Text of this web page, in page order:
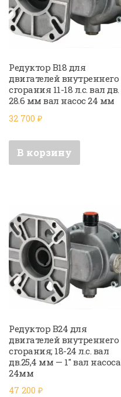
Редуктор B18 для
двигателей внутреннего
сгорания 11-18 л.с. вал дв.
28.6 мм вал насос 24 мм
32 700 ₽
В корзину
Редуктор B24 для
двигателей внутреннего
сгорания; 18-24 л.с. вал
дв.25,4 мм — 1″ вал насоса
24мм
47 200 ₽